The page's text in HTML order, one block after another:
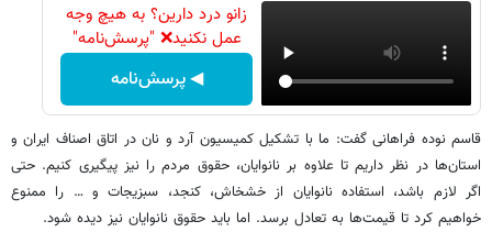
زانو درد دارین؟ به هیچ وجه
عمل نکنید❌ "پرسش‌نامه"
◀ پرسش‌نامه
قاسم نوده فراهانی گفت: ما با تشکیل کمیسیون آرد و نان در اتاق اصناف ایران و
استان‌ها در نظر داریم تا علاوه بر نانوایان، حقوق مردم را نیز پیگیری کنیم. حتی
اگر لازم باشد، استفاده نانوایان از خشخاش، کنجد، سبزیجات و … را ممنوع
خواهیم کرد تا قیمت‌ها به تعادل برسد. اما باید حقوق نانوایان نیز دیده شود.